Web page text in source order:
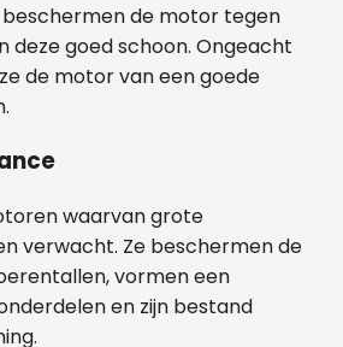
de motor tegen
deze goed schoon. Ongeacht
de motor van een goede
waarvan grote
verwacht. Ze beschermen de
vormen een
en zijn bestand